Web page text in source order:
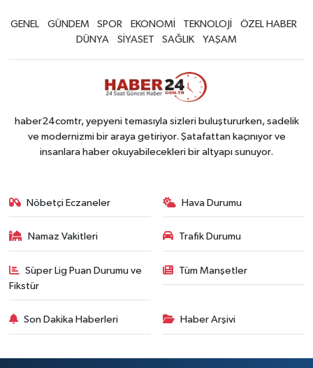
GENEL GÜNDEM SPOR EKONOMİ TEKNOLOJİ
ÖZEL HABER
DÜNYA
SİYASET SAĞLIK YAŞAM
haber24comtr, yepyeni temasıyla sizleri buluştururken, sadelik
ve modernizmi bir araya getiriyor. Şatafattan kaçınıyor ve
insanlara haber okuyabilecekleri bir altyapı sunuyor.
Nöbetçi Eczaneler Hava Durumu
Namaz Vakitleri Trafik Durumu
Süper Lig Puan Durumu ve
Fikstür
Tüm Manşetler
Son Dakika Haberleri Haber Arşivi